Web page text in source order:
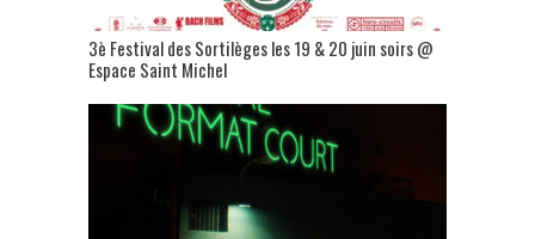
3è Festival des Sortilèges les 19 & 20 juin soirs @
Espace Saint Michel